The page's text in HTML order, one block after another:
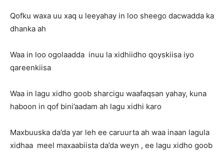
Qofku waxa uu xaq u leeyahay in loo sheego dacwadda ka
dhanka ah
Waa in loo ogolaadda inuu la xidhiidho qoyskiisa iyo
qareenkiisa
Waa in lagu xidho goob sharcigu waafaqsan yahay, kuna
haboon in qof bini’aadam ah lagu xidhi karo
Maxbuuska da’da yar leh ee caruurta ah waa inaan lagula
xidhaa meel maxaabiista da’da weyn , ee lagu xidho goob